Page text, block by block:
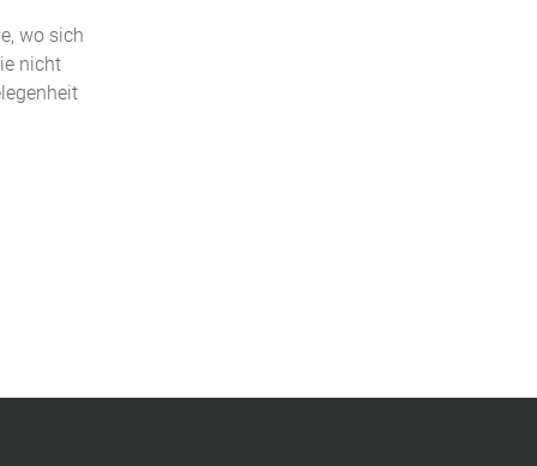
wo sich
nicht